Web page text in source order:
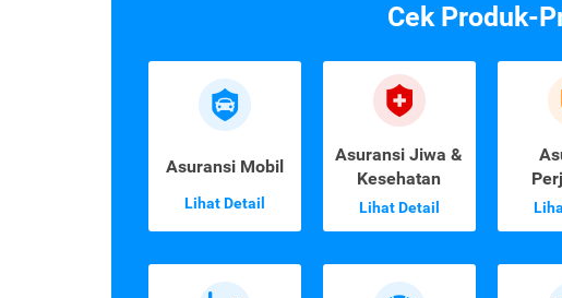
Cek Produk-
Asuransi Mobil
Lihat Detail
Asuransi Jiwa &
Kesehatan
Lihat Detail